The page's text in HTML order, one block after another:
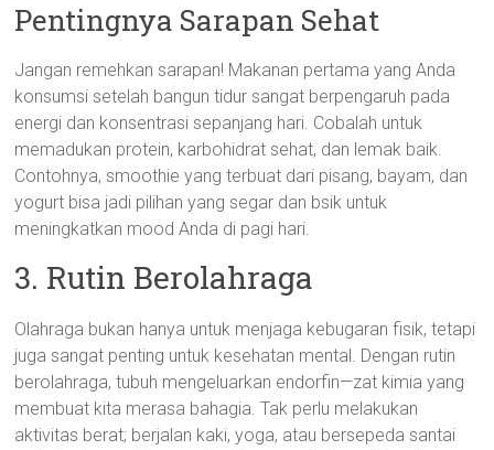
Pentingnya Sarapan Sehat
Jangan remehkan sarapan! Makanan pertama yang Anda
konsumsi setelah bangun tidur sangat berpengaruh pada
energi dan konsentrasi sepanjang hari. Cobalah untuk
memadukan protein, karbohidrat sehat, dan lemak baik.
Contohnya, smoothie yang terbuat dari pisang, bayam, dan
yogurt bisa jadi pilihan yang segar dan bsik untuk
meningkatkan mood Anda di pagi hari.
3. Rutin Berolahraga
Olahraga bukan hanya untuk menjaga kebugaran fisik, tetapi
juga sangat penting untuk kesehatan mental. Dengan rutin
berolahraga, tubuh mengeluarkan endorfin—zat kimia yang
membuat kita merasa bahagia. Tak perlu melakukan
aktivitas berat; berjalan kaki, yoga, atau bersepeda santai